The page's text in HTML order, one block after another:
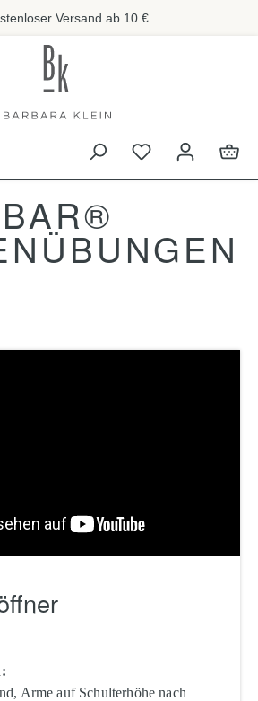
Versand ab 10 €
Arme auf Schulterhöhe nach